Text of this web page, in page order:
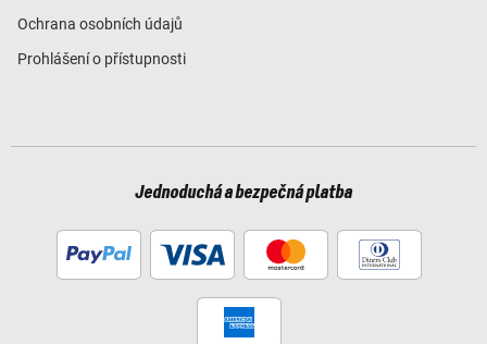
Ochrana osobních údajů
Prohlášení o přístupnosti
Jednoduchá a bezpečná platba